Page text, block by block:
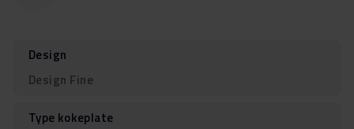
Design
Design Fine
Type kokeplate